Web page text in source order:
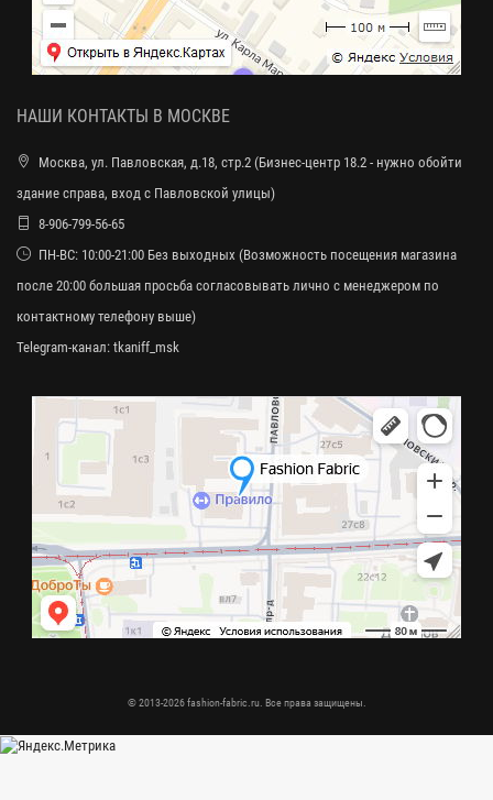
НАШИ КОНТАКТЫ В МОСКВЕ
Москва, ул. Павловская, д.18, стр.2 (Бизнес-центр 18.2 - нужно обойти
здание справа, вход с Павловской улицы)
8-906-799-56-65
ПН-ВС: 10:00-21:00 Без выходных (Возможность посещения магазина
после 20:00 большая просьба согласовывать лично с менеджером по
контактному телефону выше)
Telegram-канал: tkaniff_msk
© 2013-2026 fashion-fabric.ru. Все права защищены.